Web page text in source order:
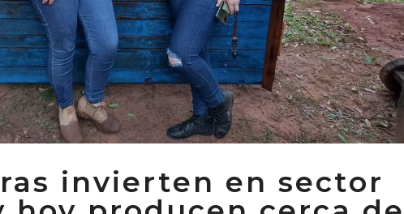
invierten en sector